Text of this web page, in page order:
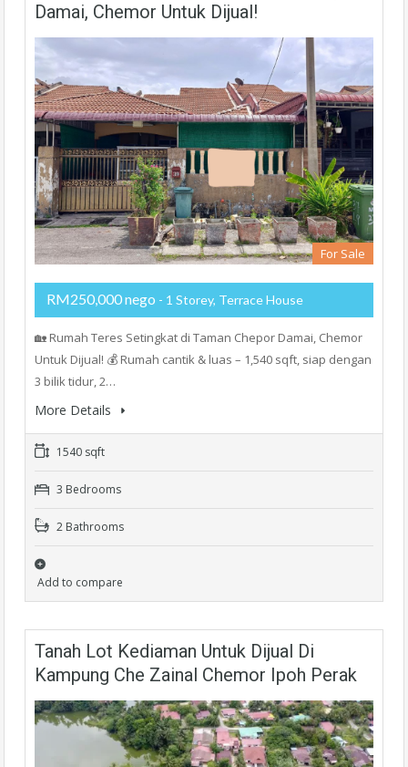
Damai, Chemor Untuk Dijual!
For Sale
RM250,000 nego - 1 Storey, Terrace House
🏡 Rumah Teres Setingkat di Taman Chepor Damai, Chemor
Untuk Dijual! 💰 Rumah cantik & luas – 1,540 sqft, siap dengan
3 bilik tidur, 2…
More Details
1540 sqft
3 Bedrooms
2 Bathrooms
Add to compare
Tanah Lot Kediaman Untuk Dijual Di
Kampung Che Zainal Chemor Ipoh Perak